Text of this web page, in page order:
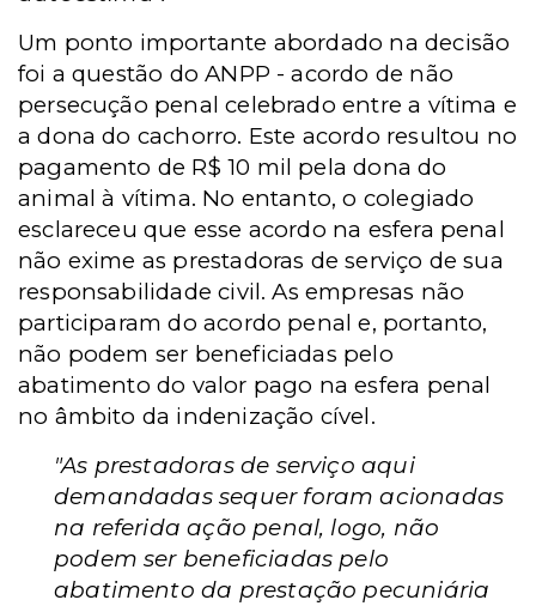
Um ponto importante abordado na decisão
foi a questão do ANPP - acordo de não
persecução penal celebrado entre a vítima e
a dona do cachorro. Este acordo resultou no
pagamento de R$ 10 mil pela dona do
animal à vítima. No entanto, o colegiado
esclareceu que esse acordo na esfera penal
não exime as prestadoras de serviço de sua
responsabilidade civil. As empresas não
participaram do acordo penal e, portanto,
não podem ser beneficiadas pelo
abatimento do valor pago na esfera penal
no âmbito da indenização cível.
"As prestadoras de serviço aqui
demandadas sequer foram acionadas
na referida ação penal, logo, não
podem ser beneficiadas pelo
abatimento da prestação pecuniária